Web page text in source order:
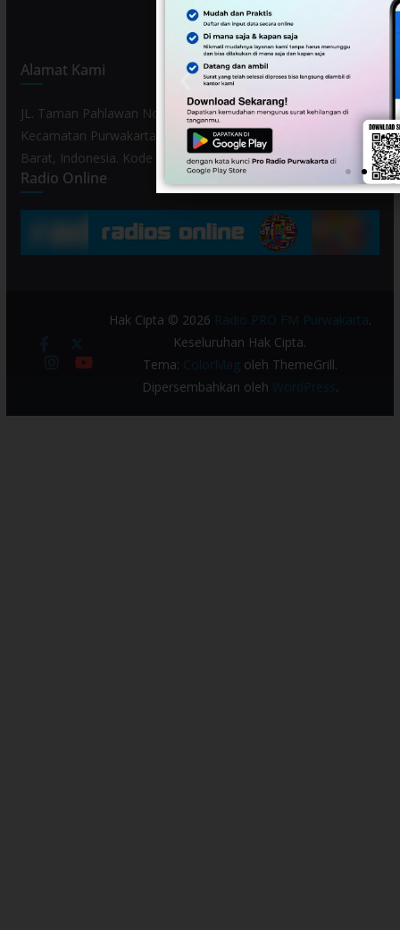
Alamat Kami
JL. Taman Pahlawan No. 80, Kelurahan Purwamekar,
Kecamatan Purwakarta, Kabupaten Purwakarta, Provinsi Jawa
Barat, Indonesia. Kode Pos 41119.
Radio Online
Hak Cipta © 2026 Radio PRO FM Purwakarta.
Keseluruhan Hak Cipta.
Tema: ColorMagoleh ThemeGrill.
Dipersembahkan oleh WordPress .